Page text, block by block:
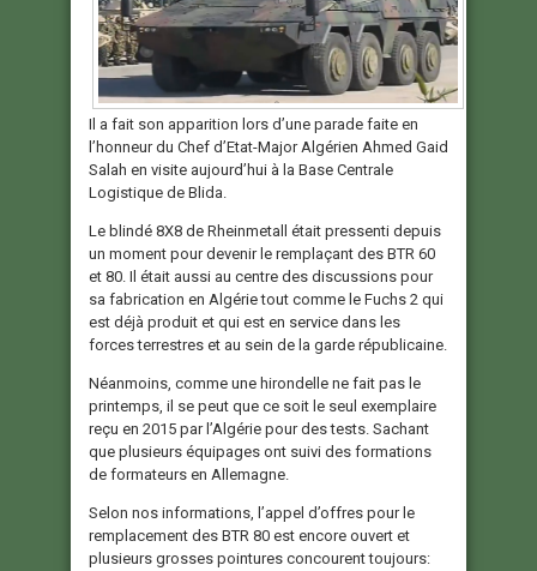
Il a fait son apparition lors d’une parade faite en
l’honneur du Chef d’Etat-Major Algérien Ahmed Gaid
Salah en visite aujourd’hui à la Base Centrale
Logistique de Blida.
Le blindé 8X8 de Rheinmetall était pressenti depuis
un moment pour devenir le remplaçant des BTR 60
et 80. Il était aussi au centre des discussions pour
sa fabrication en Algérie tout comme le Fuchs 2 qui
est déjà produit et qui est en service dans les
forces terrestres et au sein de la garde républicaine.
Néanmoins, comme une hirondelle ne fait pas le
printemps, il se peut que ce soit le seul exemplaire
reçu en 2015 par l’Algérie pour des tests. Sachant
que plusieurs équipages ont suivi des formations
de formateurs en Allemagne.
Selon nos informations, l’appel d’offres pour le
remplacement des BTR 80 est encore ouvert et
plusieurs grosses pointures concourent toujours: